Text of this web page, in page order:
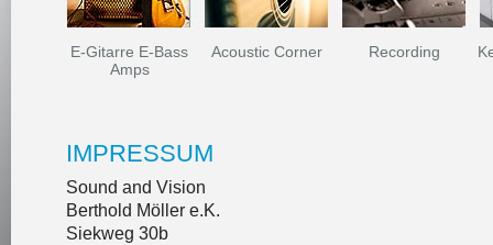
E-Gitarre E-Bass
Amps
Acoustic Corner Recording
IMPRESSUM
Sound and Vision
Berthold Möller e.K.
Siekweg 30b